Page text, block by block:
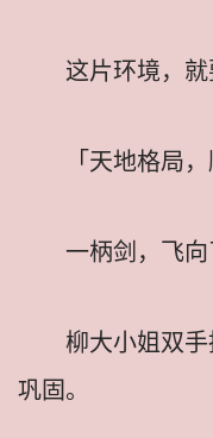
这片环境，就
「天地格局
一柄剑，飞向
柳大小姐双
巩固。